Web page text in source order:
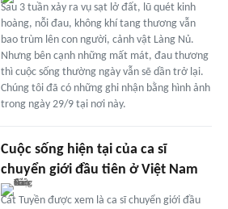
Sau 3 tuần xảy ra vụ sạt lở đất, lũ quét kinh
hoàng, nỗi đau, không khí tang thương vẫn
bao trùm lên con người, cảnh vật Làng Nủ.
Nhưng bên cạnh những mất mát, đau thương
thì cuộc sống thường ngày vẫn sẽ dần trở lại.
Chúng tôi đã có những ghi nhận bằng hình ảnh
trong ngày 29/9 tại nơi này.
Cuộc sống hiện tại của ca sĩ
chuyển giới đầu tiên ở Việt Nam
Cát Tuyền được xem là ca sĩ chuyển giới đầu